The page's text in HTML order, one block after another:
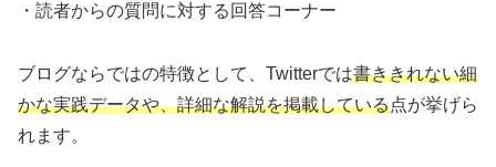
・読者からの質問に対する回答コーナー
ブログならではの特徴として、Twitterでは書ききれない細
かな実践データや、詳細な解説を掲載している点が挙げら
れます。